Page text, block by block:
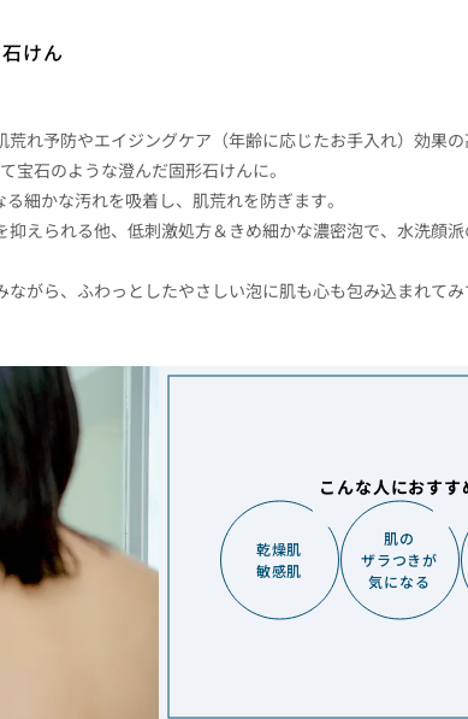
けん
れ予防やエイジングケア（年齢に応じたお手入れ）効果
宝石のような澄んだ固形石けんに。
細かな汚れを吸着し、肌荒れを防ぎます。
えられる他、低刺激処方＆きめ細かな濃密泡で、水洗顔
がら、ふわっとしたやさしい泡に肌も心も包み込まれてみ
こんな人におすす
乾燥肌
敏感肌
肌の
ザラつきが
気になる